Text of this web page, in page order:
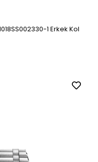
1 Erkek Kol